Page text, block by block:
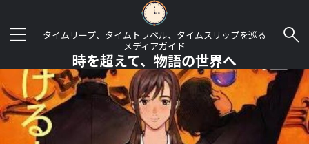
タイムリープ、タイムトラベル、タイムスリップを巡る
メディアガイド
時を超えて、物語の世界へ